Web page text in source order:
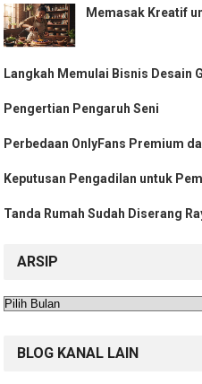
Memasak Kreatif
Langkah Memulai Bisnis Desain
Pengertian Pengaruh Seni
Perbedaan OnlyFans Premium
Keputusan Pengadilan untuk
Tanda Rumah Sudah Diserang
ARSIP
Arsip
BLOG KANAL LAIN